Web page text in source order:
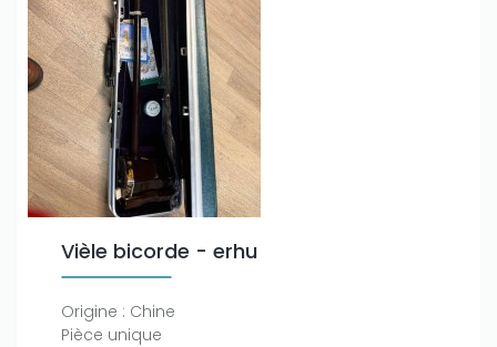
Vièle bicorde - erhu
Origine : Chine
Pièce unique